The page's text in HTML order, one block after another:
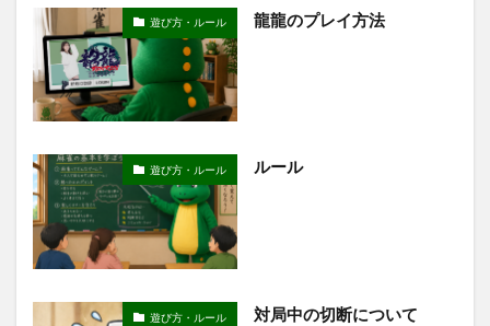
遊び方・ルール 龍龍のプレイ方法
遊び方・ルール ルール
遊び方・ルール 対局中の切断について